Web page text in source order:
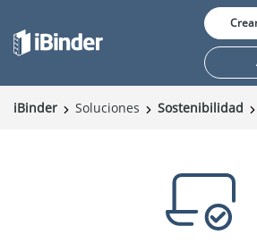
iBinder Soluciones Sostenibilidad